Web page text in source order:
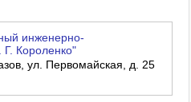
инженерно-
Г. Короленко"
ул. Первомайская, д. 25